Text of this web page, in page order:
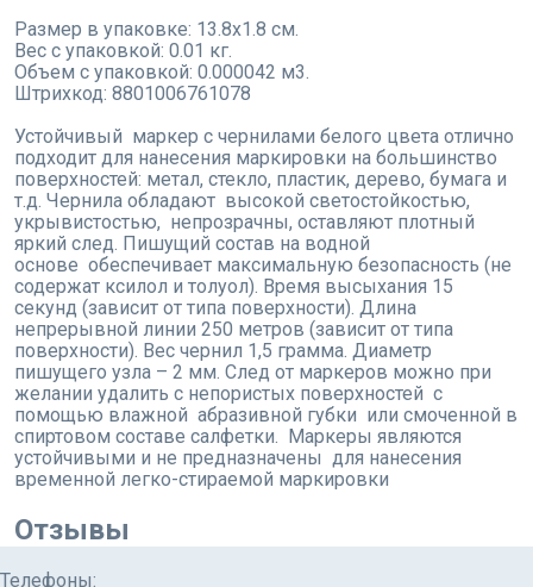
Размер в упаковке: 13.8x1.8 см.
Вес с упаковкой: 0.01 кг.
Объем с упаковкой: 0.000042 м3.
Штрихкод: 8801006761078
Устойчивый маркер с чернилами белого цвета отлично
подходит для нанесения маркировки на большинство
поверхностей: метал, стекло, пластик, дерево, бумага и
т.д. Чернила обладают высокой светостойкостью,
укрывистостью, непрозрачны, оставляют плотный
яркий след. Пишущий состав на водной
основе обеспечивает максимальную безопасность (не
содержат ксилол и толуол). Время высыхания 15
секунд (зависит от типа поверхности). Длина
непрерывной линии 250 метров (зависит от типа
поверхности). Вес чернил 1,5 грамма. Диаметр
пишущего узла – 2 мм. След от маркеров можно при
желании удалить с непористых поверхностей с
помощью влажной абразивной губки или смоченной в
спиртовом составе салфетки. Маркеры являются
устойчивыми и не предназначены для нанесения
временной легко-стираемой маркировки
Отзывы
Телефоны: